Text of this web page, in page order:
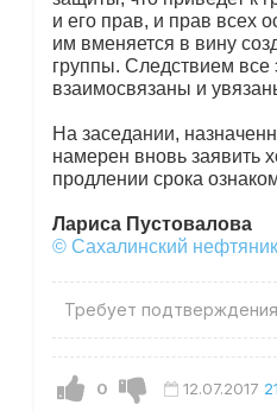
и его прав, и прав всех
им вменяется в вину
группы. Следствием все
взаимосвязаны и
На заседании,
намерен вновь заявить
продлении срока
Лариса Пустовалова
© Сахалинский нефтяник
Требует подтверждения
0 12.07.2017